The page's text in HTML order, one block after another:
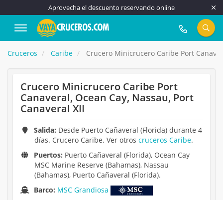
Aprovecha el descuento reservando online
917 815 555
Cruceros Caribe Crucero Minicrucero Caribe Port
Crucero Minicrucero Caribe Port
Canaveral, Ocean Cay, Nassau, Port
Canaveral XII
Salida: Desde Puerto Cañaveral (Florida) durante 4
días. Crucero Caribe. Ver otros cruceros Caribe.
Puertos: Puerto Cañaveral (Florida), Ocean Cay
MSC Marine Reserve (Bahamas), Nassau
(Bahamas), Puerto Cañaveral (Florida).
Barco: MSC Grandiosa